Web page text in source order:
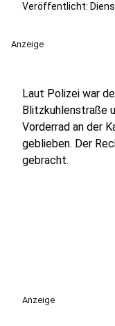
Veröffentlicht:
Anzeige
Laut Polizei war
Blitzkuhlenstraße
Vorderrad an der
geblieben. Der
gebracht.
Anzeige